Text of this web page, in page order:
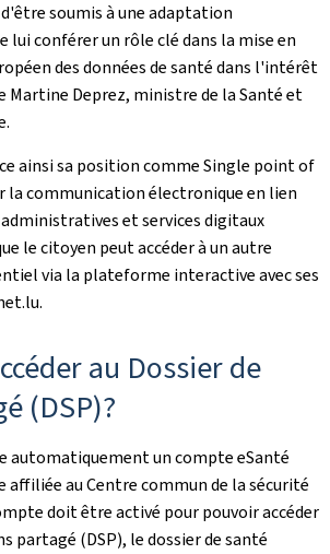
soumis à une adaptation
conférer un rôle clé dans la mise en
des données de santé dans l'intérêt
Martine Deprez, ministre de la Santéet
ainsi sa position commeSingle point of
la communication électronique en lien
administratives et services digitaux
le citoyen peut accéder à un autre
via la plateforme interactive avec ses
au Dossier de
(DSP)?
automatiquement un compte eSanté
affiliée au Centre commun de la sécurité
doit être activé pour pouvoir accéder
partagé (DSP), le dossier de santé